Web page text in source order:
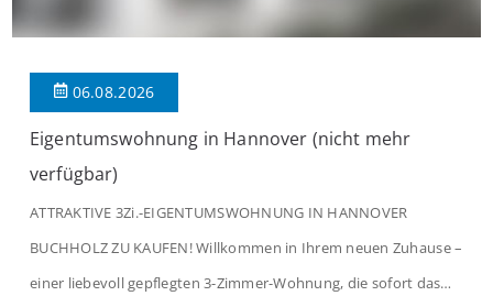
06.08.2026
Eigentumswohnung in Hannover (nicht mehr
verfügbar)
ATTRAKTIVE 3Zi.-EIGENTUMSWOHNUNG IN HANNOVER
BUCHHOLZ ZU KAUFEN! Willkommen in Ihrem neuen Zuhause –
einer liebevoll gepflegten 3-Zimmer-Wohnung, die sofort das